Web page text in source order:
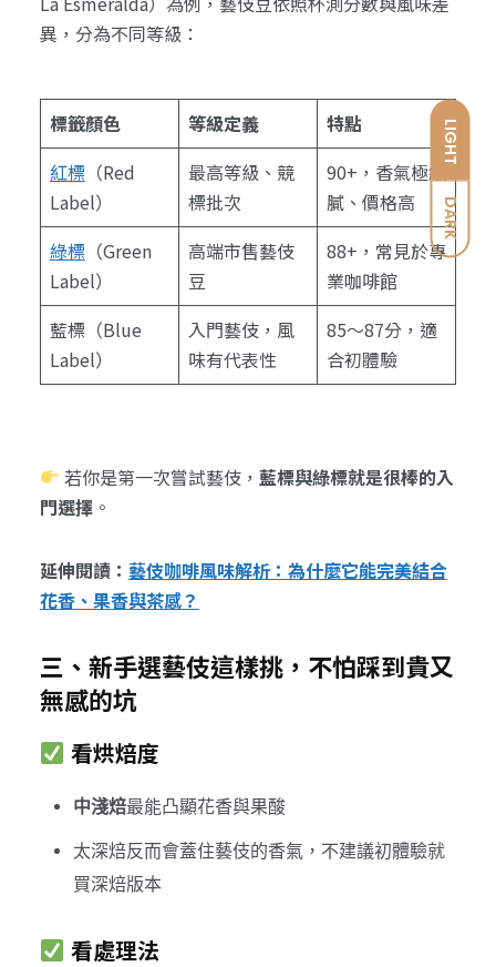
LIGHT
DARK
異，分為不同等級：
標籤顏色 等級定義
特點
紅標（Red
Label）
最高等級、競
標批次
90+，香氣極細
膩、價格高
綠標（Green
Label）
高端市售藝伎
豆
88+，常見於專
業咖啡館
藍標（Blue
Label）
入門藝伎，風
味有代表性
85～87分，適
合初體驗
若你是第一次嘗試藝伎，藍標與綠標就是很棒的入
門選擇。
延伸閱讀： 藝伎咖啡風味解析：為什麼它能完美結合
花香、果香與茶感？
三、新手選藝伎這樣挑，不怕踩到貴又
無感的坑
看烘焙度
中淺焙最能凸顯花香與果酸
太深焙反而會蓋住藝伎的香氣，不建議初體驗就
買深焙版本
看處理法